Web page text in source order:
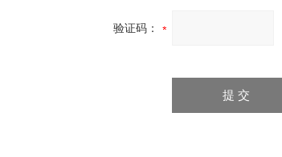
验证码：